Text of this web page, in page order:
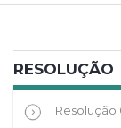
RESOLUÇÃO
Resolução